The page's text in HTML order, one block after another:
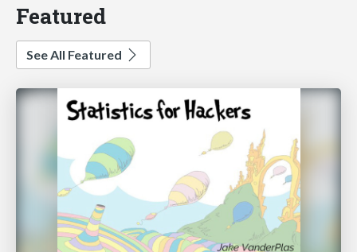
Featured
See All Featured